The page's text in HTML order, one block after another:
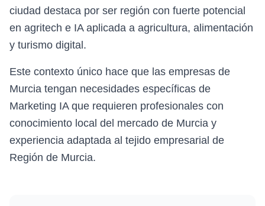
ciudad destaca por ser región con fuerte potencial
en agritech e IA aplicada a agricultura, alimentación
y turismo digital.
Este contexto único hace que las empresas de
Murcia tengan necesidades específicas de
Marketing IA que requieren profesionales con
conocimiento local del mercado de Murcia y
experiencia adaptada al tejido empresarial de
Región de Murcia.